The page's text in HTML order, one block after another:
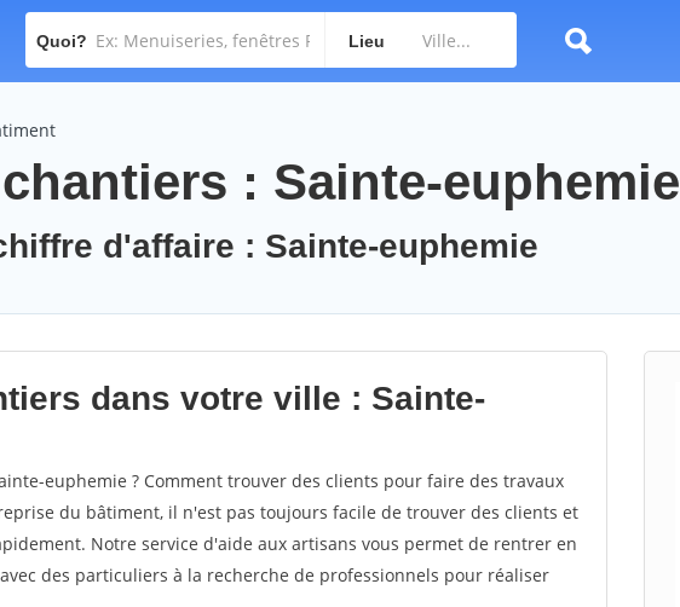
Quoi? Lieu
: Sainte-euphemie
d'affaire : Sainte-euphemie
dans votre ville : Sainte-
euphemie ? Comment trouver des clients pour faire des travaux
du bâtiment, il n'est pas toujours facile de trouver des clients et
Notre service d'aide aux artisans vous permet de rentrer en
des particuliers à la recherche de professionnels pour réaliser